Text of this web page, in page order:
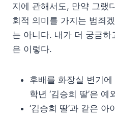
지에 관해서도, 만약 그랬
회적 의미를 가지는 범죄
는 아니다. 내가 더 궁금
은 이렇다.
후배를 화장실 변기
학년 ‘김승희 딸’은
‘김승희 딸’과 같은